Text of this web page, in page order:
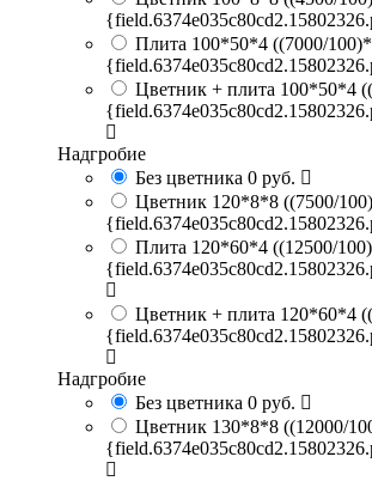
Плита 100*50*4 ((7000/100)*
Цветник + плита 100*50*4
Надгробие
Без цветника 0 руб.
Цветник 120*8*8 ((7500/
Плита 120*60*4 ((12500/
Цветник + плита 120*60*4
Надгробие
Без цветника 0 руб.
Цветник 130*8*8 ((12000/